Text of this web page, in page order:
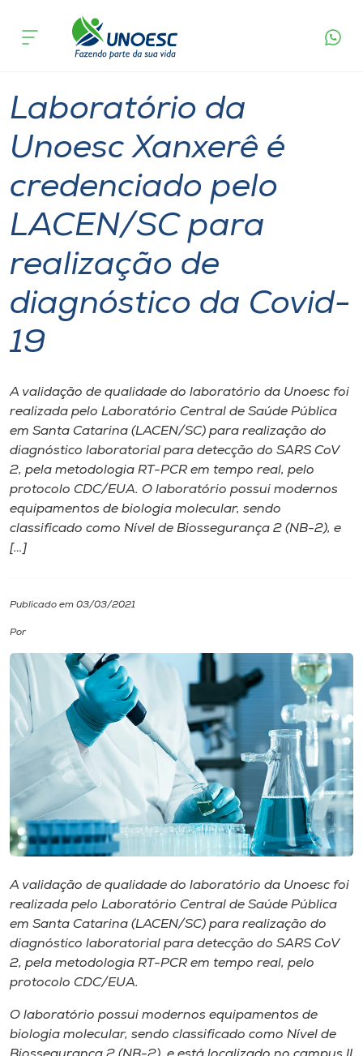
Cursos
Pesquisa
Atendimento ao Estudante
Portal de Ensino
Unoesc
Internacionalização
I.nova
Diplomados
Cultura
CPA
Editora
Rádio
Museu
Unoesc
Store
Selecione
A+
A-
acontece
da Covid-19
Laboratório da
Unoesc Xanxerê é
credenciado pelo
LACEN/SC para
realização de
diagnóstico da Covid-
19
A validação de qualidade do laboratório da Unoesc foi
realizada pelo Laboratório Central de Saúde Pública
em Santa Catarina (LACEN/SC) para realização do
diagnóstico laboratorial para detecção do SARS CoV
2, pela metodologia RT-PCR em tempo real, pelo
protocolo CDC/EUA. O laboratório possui modernos
equipamentos de biologia molecular, sendo
classificado como Nível de Biossegurança 2 (NB-2), e
[…]
Publicado em 03/03/2021
Por
A validação de qualidade do laboratório da Unoesc foi
realizada pelo Laboratório Central de Saúde Pública
em Santa Catarina (LACEN/SC) para realização do
diagnóstico laboratorial para detecção do SARS CoV
2, pela metodologia RT-PCR em tempo real, pelo
protocolo CDC/EUA.
O laboratório possui modernos equipamentos de
biologia molecular, sendo classificado como Nível de